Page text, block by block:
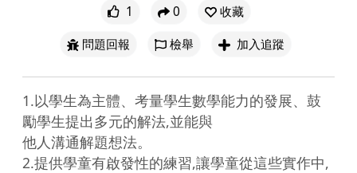
1 0
收藏
問題回報
檢舉 加入追蹤
1.以學生為主體、考量學生數學能力的發展、鼓
勵學生提出多元的解法,並能與
他人溝通解題想法。
2.提供學童有啟發性的練習,讓學童從這些實作中,